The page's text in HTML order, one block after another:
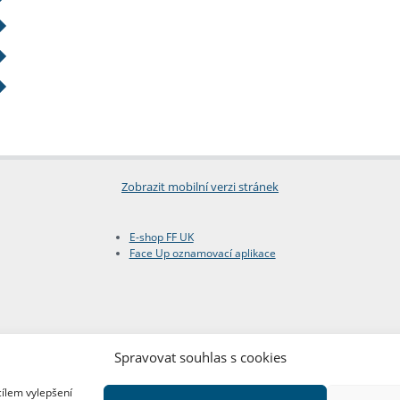
Spravovat souhlas s cookies
vylepšení
Zobrazit mobilní verzi stránek
E-shop FF UK
Face Up oznamovací aplikace